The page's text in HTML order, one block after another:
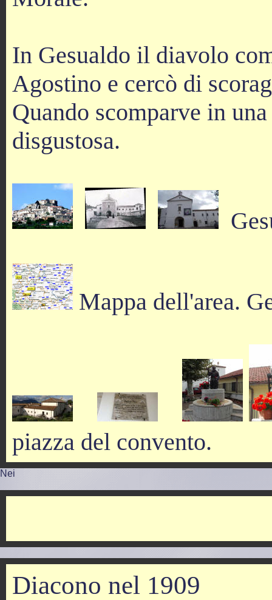
In Gesualdo il diavolo
Agostino e cercò di
Quando scomparve in
disgustosa.
Mappa dell'area.
piazza del convento.
Nei
Diacono nel 1909